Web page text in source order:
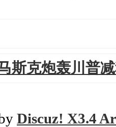
斯克炮轰川普
Discuz! X3.4